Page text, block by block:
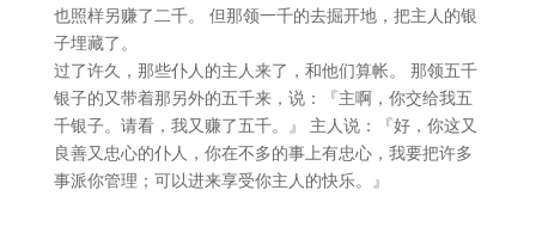
也照样另赚了二千。 但那领一千的去掘开地，把主人的银
子埋藏了。
过了许久，那些仆人的主人来了，和他们算帐。 那领五千
银子的又带着那另外的五千来，说：『主啊，你交给我五
千银子。请看，我又赚了五千。』 主人说：『好，你这又
良善又忠心的仆人，你在不多的事上有忠心，我要把许多
事派你管理；可以进来享受你主人的快乐。』